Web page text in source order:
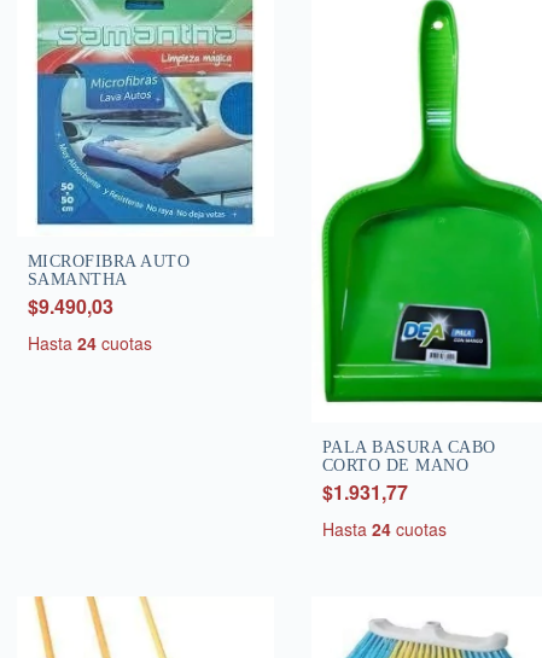
MICROFIBRA AUTO
SAMANTHA
$9.490,03
Hasta 24cuotas
PALA BASURA CABO
CORTO DE MANO
$1.931,77
Hasta 24cuotas